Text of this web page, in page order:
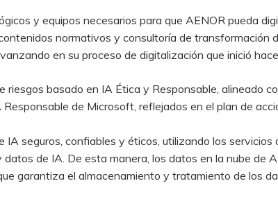
y equipos necesarios para que AENOR pueda
normativos y consultoría de transformación
en su proceso de digitalización que inició
basado en IA Ética y Responsable, alineado
de Microsoft, reflejados en el plan de
seguros, confiables y éticos, utilizando los servicios
de IA. De esta manera, los datos en la nube de
garantiza el almacenamiento y tratamiento de los